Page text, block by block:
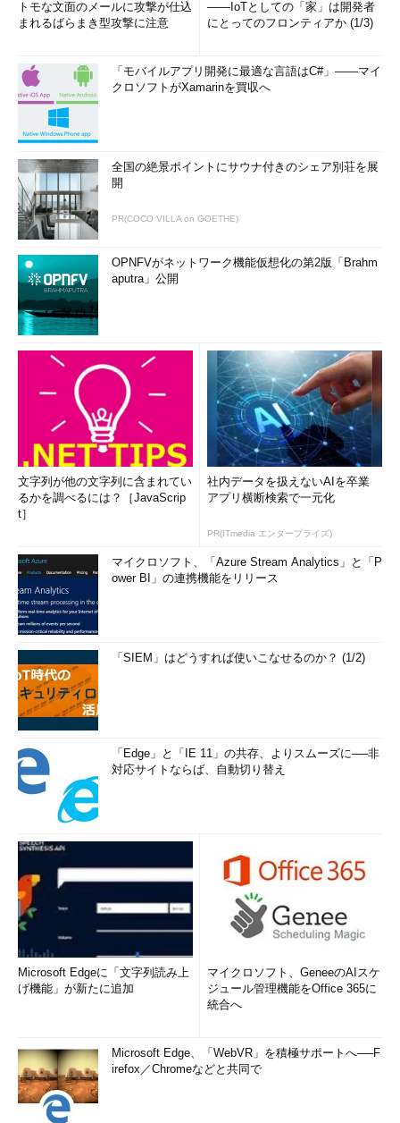
トモな文面のメールに攻撃が仕込
まれるばらまき型攻撃に注意
――IoTとしての「家」は開発者
にとってのフロンティアか (1/3)
「モバイルアプリ開発に最適な言語はC#」――マイ
クロソフトがXamarinを買収へ
全国の絶景ポイントにサウナ付きのシェア別荘を展
開
PR(COCO VILLA on GOETHE)
OPNFVがネットワーク機能仮想化の第2版「Brahm
aputra」公開
文字列が他の文字列に含まれてい
るかを調べるには？［JavaScrip
t］
社内データを扱えないAIを卒業
アプリ横断検索で一元化
PR(ITmedia エンタープライズ)
マイクロソフト、「Azure Stream Analytics」と「P
ower BI」の連携機能をリリース
「SIEM」はどうすれば使いこなせるのか？ (1/2)
「Edge」と「IE 11」の共存、よりスムーズに──非
対応サイトならば、自動切り替え
Microsoft Edgeに「文字列読み上
げ機能」が新たに追加
マイクロソフト、GeneeのAIスケ
ジュール管理機能をOffice 365に
統合へ
Microsoft Edge、「WebVR」を積極サポートへ──F
irefox／Chromeなどと共同で